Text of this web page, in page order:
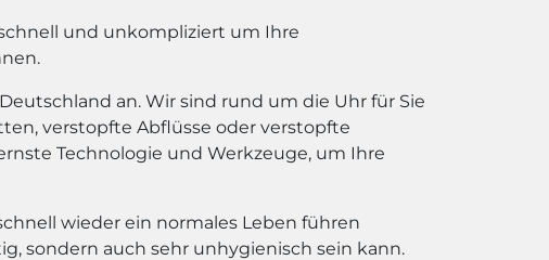
und unkompliziert um Ihre
an. Wir sind rund um die Uhr für Sie
verstopfte Abflüsse oder verstopfte
Technologie und Werkzeuge, um Ihre
wieder ein normales Leben führen
sondern auch sehr unhygienisch sein kann.